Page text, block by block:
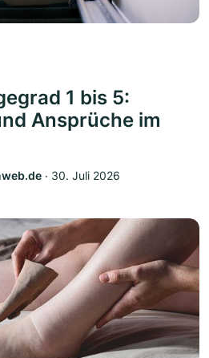
1 bis 5:
Ansprüche im
‧ 30. Juli 2026